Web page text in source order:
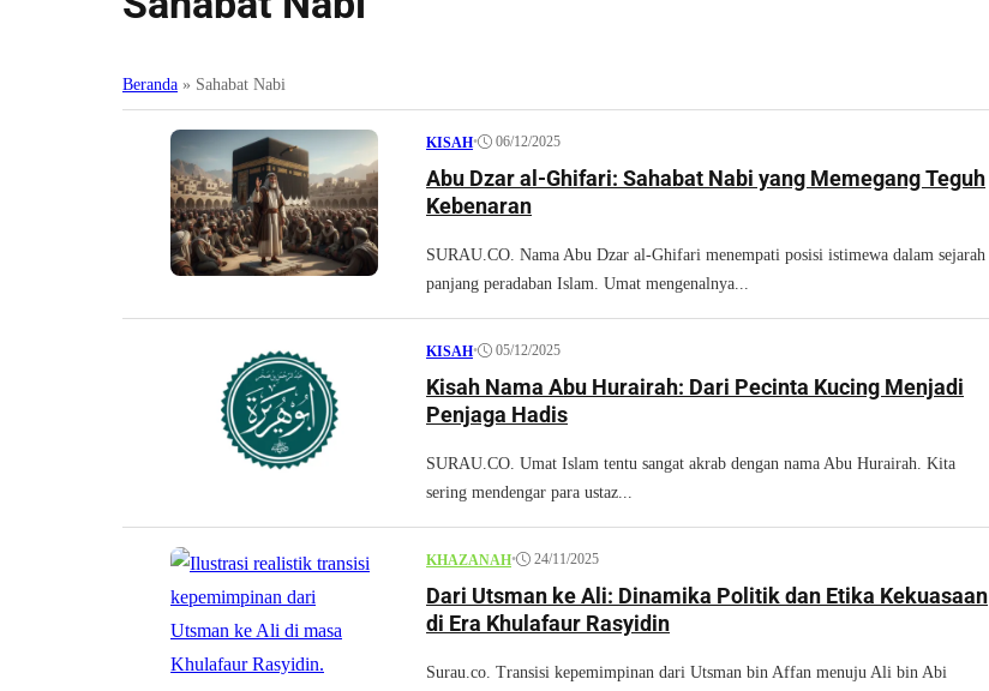
Beranda » Sahabat Nabi
KISAH• 06/12/2025
Abu Dzar al-Ghifari: Sahabat Nabi yang Memegang Teguh
Kebenaran
SURAU.CO. Nama Abu Dzar al-Ghifari menempati posisi istimewa dalam sejarah
panjang peradaban Islam. Umat mengenalnya...
KISAH• 05/12/2025
Kisah Nama Abu Hurairah: Dari Pecinta Kucing Menjadi
Penjaga Hadis
SURAU.CO. Umat Islam tentu sangat akrab dengan nama Abu Hurairah. Kita
sering mendengar para ustaz...
KHAZANAH• 24/11/2025
Dari Utsman ke Ali: Dinamika Politik dan Etika Kekuasaan
di Era Khulafaur Rasyidin
Surau.co. Transisi kepemimpinan dari Utsman bin Affan menuju Ali bin Abi